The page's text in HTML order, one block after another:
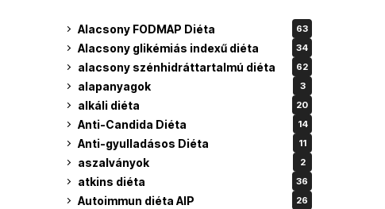
Alacsony FODMAP Diéta 63
Alacsony glikémiás indexű diéta 34
alacsony szénhidráttartalmú diéta 62
alapanyagok 3
alkáli diéta 20
Anti-Candida Diéta 14
Anti-gyulladásos Diéta 11
aszalványok 2
atkins diéta 36
Autoimmun diéta AIP 26